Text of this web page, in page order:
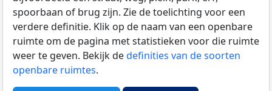
spoorbaan of brug zijn. Zie de toelichting voor een
verdere definitie. Klik op de naam van een openbare
ruimte om de pagina met statistieken voor die ruimte
weer te geven. Bekijk dedefinities van de soorten
openbare ruimtes.